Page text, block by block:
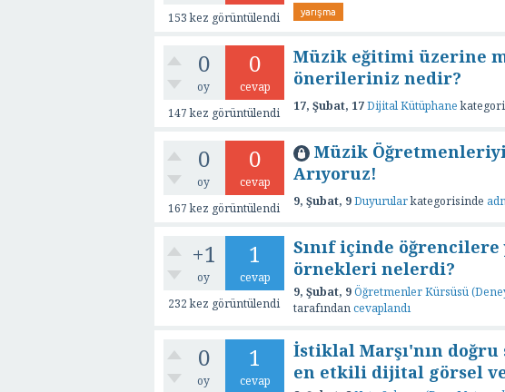
153kez görüntülendi yarışma
0
oy
0
cevap
147kez görüntülendi
Müzik eğitimi üzerine
önerileriniz nedir?
17, Şubat, 17Dijital Kütüphane
0
oy
0
cevap
167kez görüntülendi
Müzik
Arıyoruz!
9, Şubat, 9Duyurularkategorisinde
+1
oy
1
cevap
232kez görüntülendi
Sınıf içinde
örnekleri nelerdi?
9, Şubat, 9Öğretmenler Kürsüsü
tarafındancevaplandı
0
oy
1
cevap
İstiklal Marşı'nın doğru
en etkili dijital görsel